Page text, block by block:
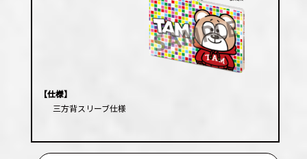
【仕様】
三方背スリーブ仕様